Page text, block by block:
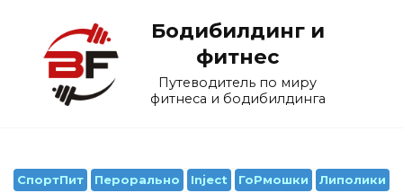
содержанию
Бодибилдинг и
фитнес
Путеводитель по миру
фитнеса и бодибилдинга
СпортПит Перорально Inject ГоРмошки Липолики